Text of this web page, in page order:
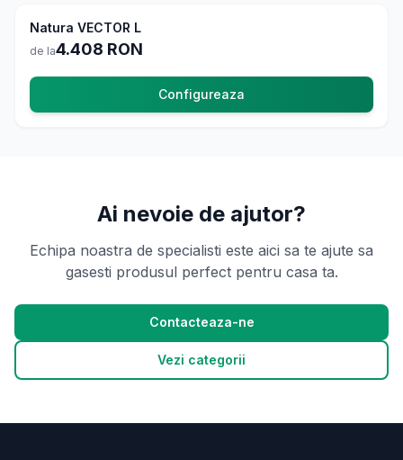
Natura VECTOR L
de la4.408 RON
Configureaza
Ai nevoie de ajutor?
Echipa noastra de specialisti este aici sa te ajute sa
gasesti produsul perfect pentru casa ta.
Contacteaza-ne
Vezi categorii